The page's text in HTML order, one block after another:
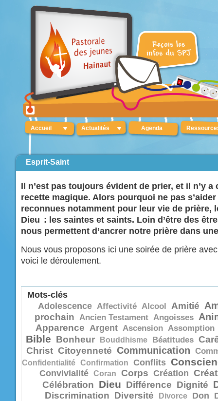
Accueil Actualités Agenda
Esprit-Saint
Il n’est pas toujours évident de prier, et il n’y a
recette magique. Alors pourquoi ne pas
reconnues notamment pour leur vie de prière,
Dieu : les saintes et saints. Loin d’être des
nous permettent d’ancrer notre prière dans
Nous vous proposons ici une soirée de prière
voici le déroulement.
Mots-clés
Adolescence Affectivité Alcool Amitié
prochain Ancien Testament Angoisses
Apparence Argent Ascension Assomption
Bible Bonheur Bouddhisme Béatitudes
Christ Citoyenneté Communication
Confidentialité Confirmation Conflits
Convivialité Coran Corps Création
Célébration Dieu Différence Dignité
Discrimination Diversité Divorce Don